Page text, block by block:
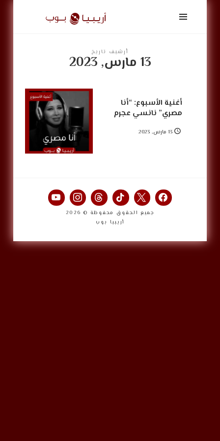
أريبيا
بوب
ArabiaPopأرشيف تاريخ
13 مارس, 2023
أغنية الأسبوع: “أنا
مصري” نانسي عجرم
13 مارس, 2023
جميع الحقوق محفوظة © 2026
أريبيا بوب